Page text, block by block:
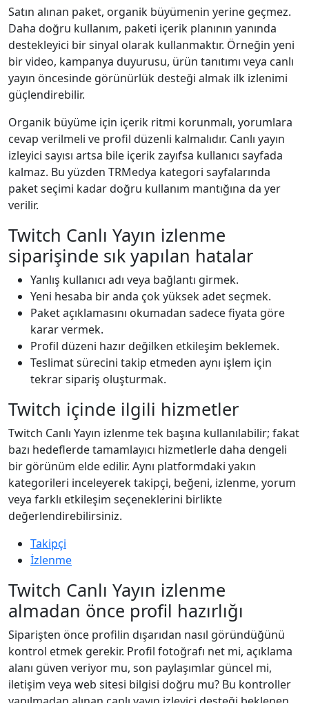
Satın alınan paket, organik büyümenin yerine geçmez.
Daha doğru kullanım, paketi içerik planının yanında
destekleyici bir sinyal olarak kullanmaktır. Örneğin yeni
bir video, kampanya duyurusu, ürün tanıtımı veya canlı
yayın öncesinde görünürlük desteği almak ilk izlenimi
güçlendirebilir.
Organik büyüme için içerik ritmi korunmalı, yorumlara
cevap verilmeli ve profil düzenli kalmalıdır. Canlı yayın
izleyici sayısı artsa bile içerik zayıfsa kullanıcı sayfada
kalmaz. Bu yüzden TRMedya kategori sayfalarında
paket seçimi kadar doğru kullanım mantığına da yer
verilir.
Twitch Canlı Yayın izlenme
siparişinde sık yapılan hatalar
Yanlış kullanıcı adı veya bağlantı girmek.
Yeni hesaba bir anda çok yüksek adet seçmek.
Paket açıklamasını okumadan sadece fiyata göre
karar vermek.
Profil düzeni hazır değilken etkileşim beklemek.
Teslimat sürecini takip etmeden aynı işlem için
tekrar sipariş oluşturmak.
Twitch içinde ilgili hizmetler
Twitch Canlı Yayın izlenme tek başına kullanılabilir; fakat
bazı hedeflerde tamamlayıcı hizmetlerle daha dengeli
bir görünüm elde edilir. Aynı platformdaki yakın
kategorileri inceleyerek takipçi, beğeni, izlenme, yorum
veya farklı etkileşim seçeneklerini birlikte
değerlendirebilirsiniz.
Takipçi
İzlenme
Twitch Canlı Yayın izlenme
almadan önce profil hazırlığı
Siparişten önce profilin dışarıdan nasıl göründüğünü
kontrol etmek gerekir. Profil fotoğrafı net mi, açıklama
alanı güven veriyor mu, son paylaşımlar güncel mi,
iletişim veya web sitesi bilgisi doğru mu? Bu kontroller